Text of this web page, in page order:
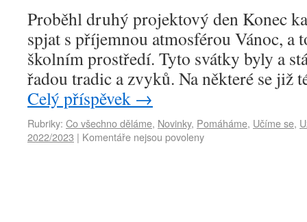
Proběhl druhý projektový den Konec
spjat s příjemnou atmosférou Vánoc, a
školním prostředí. Tyto svátky byly a
řadou tradic a zvyků. Na některé se již
Celý příspěvek →
Rubriky: Co všechno děláme, Novinky, Pomáháme, Učíme se,
2022/2023 | Komentáře nejsou povoleny